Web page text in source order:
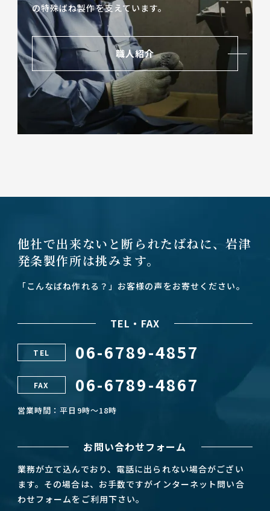
の特殊ばね製作を支えています。
職人紹介
他社で出来ないと断られたばねに、岩津
発条製作所は挑みます。
「こんなばね作れる？」お客様の声をお寄せください。
TEL・FAX
TEL 06-6789-4857
FAX 06-6789-4867
営業時間：平日9時～18時
お問い合わせフォーム
業務が立て込んでおり、電話に出られない場合がござい
ます。その場合は、お手数ですがインターネット問い合
わせフォームをご利用下さい。